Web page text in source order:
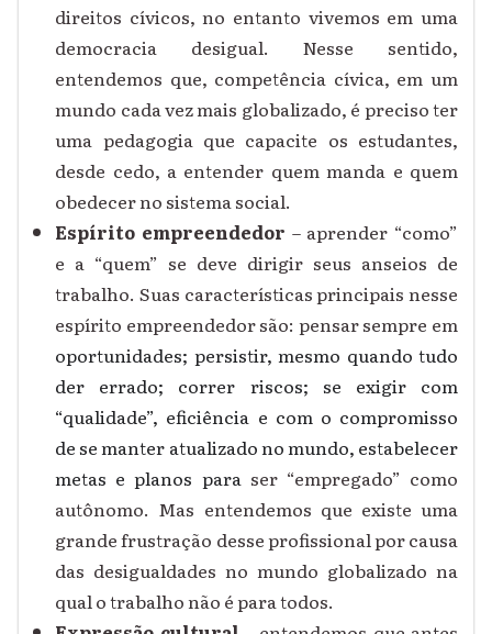
direitos cívicos, no entanto vivemos em uma
democracia desigual. Nesse sentido,
entendemos que, competência cívica, em um
mundo cada vez mais globalizado, é preciso ter
uma pedagogia que capacite os estudantes,
desde cedo, a entender quem manda e quem
obedecer no sistema social.
Espírito empreendedor – aprender “como”
e a “quem” se deve dirigir seus anseios de
trabalho. Suas características principais nesse
espírito empreendedor são: pensar sempre em
oportunidades; persistir, mesmo quando tudo
der errado; correr riscos; se exigir com
“qualidade”, eficiência e com o compromisso
de se manter atualizado no mundo, estabelecer
metas e planos para ser “empregado” como
autônomo. Mas entendemos que existe uma
grande frustração desse profissional por causa
das desigualdades no mundo globalizado na
qual o trabalho não é para todos.